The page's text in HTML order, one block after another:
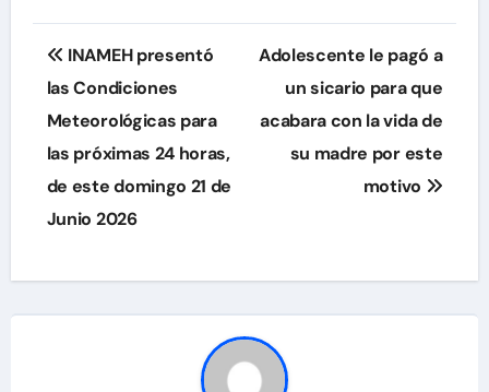
Navegación
de
entradas
INAMEH presentó
las Condiciones
Meteorológicas para
las próximas 24 horas,
de este domingo 21 de
Junio 2026
Adolescente le pagó a
un sicario para que
acabara con la vida de
su madre por este
motivo